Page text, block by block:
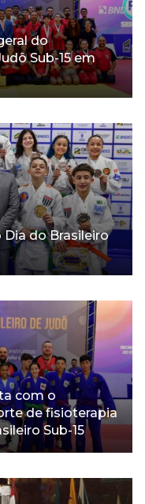
do
Sub-15 em
do Brasileiro
com o
de fisioterapia
Sub-15